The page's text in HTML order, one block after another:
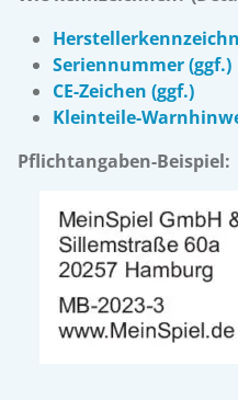
Seriennummer (ggf.)
CE-Zeichen (ggf.)
Kleinteile-
Pflichtangaben-Beispiel: